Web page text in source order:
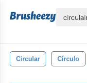
Circular Círculo